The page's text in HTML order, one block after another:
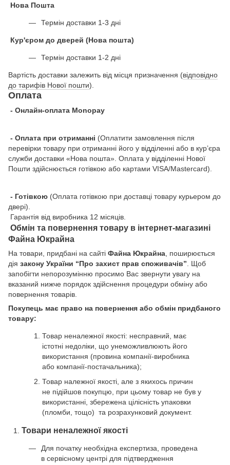
Нова Пошта
Термін доставки 1-3 дні
Кур'єром до дверей (Нова пошта)
Термін доставки 1-2 дні
Вартість доставки залежить від місця призначення (відповідно
до тарифів Нової пошти).
Оплата
- Онлайн-оплата Monopay
- Оплата при отриманні (Оплатити замовлення після
перевірки товару при отриманні його у відділенні або в кур’єра
служби доставки «Нова пошта». Оплата у відділенні Нової
Пошти здійснюється готівкою або картами VISA/Mastercard).
- Готівкою (Оплата готівкою при доставці товару курьером до
двері).
Гарантія від виробника 12 місяців.
Обмін та повернення товару в інтернет-магазині
Файна Юкрайна
На товари, придбані на сайті Файна Юкрайна, поширюється
дія закону України “Про захист прав споживачів”. Щоб
запобігти непорозумінню просимо Вас звернути увагу на
вказаний нижче порядок здійснення процедури обміну або
повернення товарів.
Покупець має право на повернення або обмін придбаного
товару:
Товар неналежної якості: несправний, має
істотні недоліки, що унеможливлюють його
використання (провина компанії-виробника
або компанії-постачальника);
Товар належної якості, але з якихось причин
не підійшов покупцю, при цьому товар не був у
використанні, збережена цілісність упаковки
(пломби, тощо) та розрахунковий документ.
Товари неналежної якості
Для початку необхідна експертиза, проведена
в сервісному центрі для підтвердження